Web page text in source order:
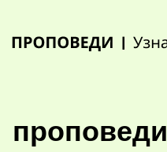
content
проповеди